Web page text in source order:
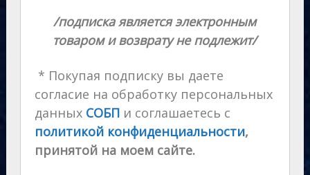
/подписка является электронным
товаром и возврату не подлежит/
* Покупая подписку вы даете
согласие на обработку персональных
данных СОБП и соглашаетесь с
политикой конфиденциальности,
принятой на моем сайте.